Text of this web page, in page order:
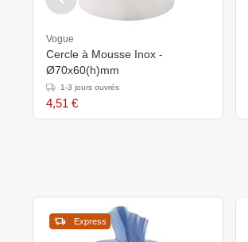
Vogue
Cercle à Mousse Inox -
Ø70x60(h)mm
1-3 jours ouvrés
4,51 €
Express